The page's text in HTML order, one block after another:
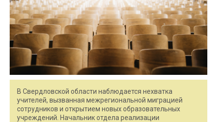
В Свердловской области наблюдается нехватка
учителей, вызванная межрегиональной миграцией
сотрудников и открытием новых образовательных
учреждений. Начальник отдела реализации